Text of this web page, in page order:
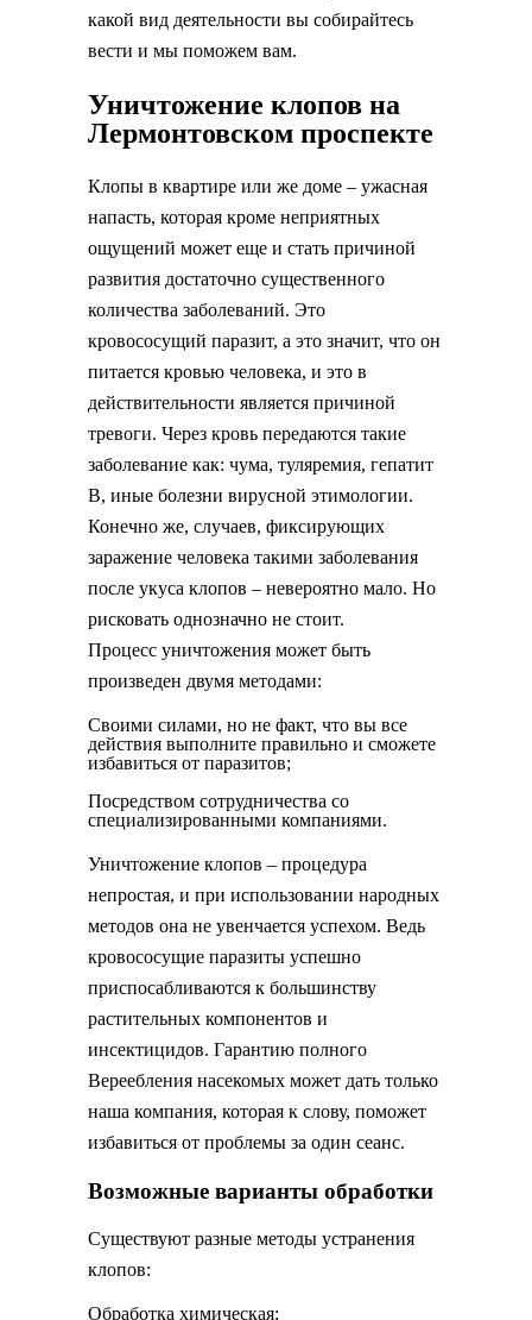
какой вид деятельности вы собирайтесь
вести и мы поможем вам.
Уничтожение клопов на
Лермонтовском проспекте
Клопы в квартире или же доме – ужасная
напасть, которая кроме неприятных
ощущений может еще и стать причиной
развития достаточно существенного
количества заболеваний. Это
кровососущий паразит, а это значит, что он
питается кровью человека, и это в
действительности является причиной
тревоги. Через кровь передаются такие
заболевание как: чума, туляремия, гепатит
В, иные болезни вирусной этимологии.
Конечно же, случаев, фиксирующих
заражение человека такими заболевания
после укуса клопов – невероятно мало. Но
рисковать однозначно не стоит.
Процесс уничтожения может быть
произведен двумя методами:
Своими силами, но не факт, что вы все
действия выполните правильно и сможете
избавиться от паразитов;
Посредством сотрудничества со
специализированными компаниями.
Уничтожение клопов – процедура
непростая, и при использовании народных
методов она не увенчается успехом. Ведь
кровососущие паразиты успешно
приспосабливаются к большинству
растительных компонентов и
инсектицидов. Гарантию полного
Вереебления насекомых может дать только
наша компания, которая к слову, поможет
избавиться от проблемы за один сеанс.
Возможные варианты обработки
Существуют разные методы устранения
клопов:
Обработка химическая;